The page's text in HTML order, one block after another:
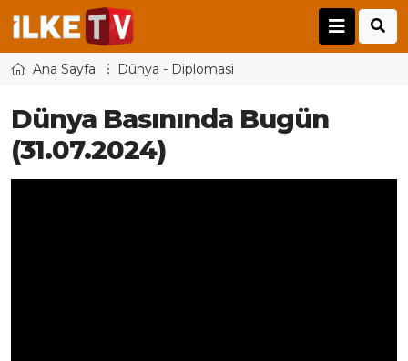
Ana Sayfa Dünya - Diplomasi
Dünya Basınında Bugün
(31.07.2024)